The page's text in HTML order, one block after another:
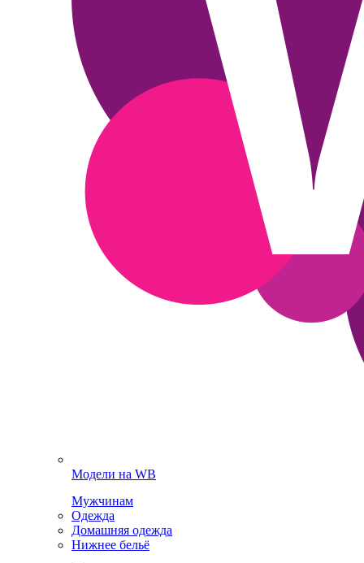
Модели на WB
Мужчинам
Одежда
Домашняя одежда
Нижнее бельё